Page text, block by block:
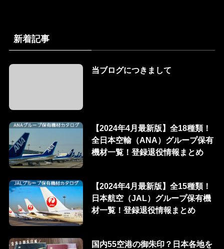
新着記事
当ブログにつきまして
【2024年4月最新版】全18種類！
全日本空輸（ANA）グループ保有
機材一覧！登録退役情報まとめ
【2024年4月最新版】全15種類！
日本航空（JAL）グループ保有機
材一覧！登録退役情報まとめ
国内55空港の御朱印？日本各地を